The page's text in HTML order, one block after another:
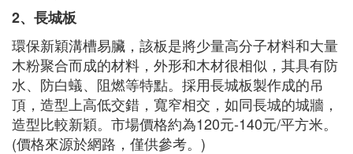
2、長城板
環保新穎溝槽易臟，該板是將少量高分子材料和大量
木粉聚合而成的材料，外形和木材很相似，其具有防
水、防白蟻、阻燃等特點。採用長城板製作成的吊
頂，造型上高低交錯，寬窄相交，如同長城的城牆，
造型比較新穎。市場價格約為120元-140元/平方米。
(價格來源於網路，僅供參考。)